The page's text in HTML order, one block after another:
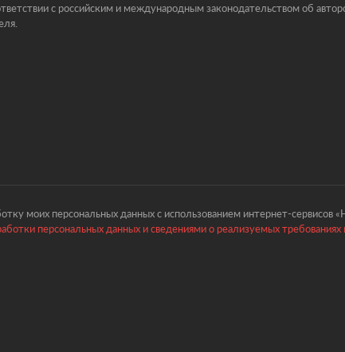
с российским и международным законодательством об
моих персональных данных с использованием интернет-
персональных данных и сведениями о реализуемых